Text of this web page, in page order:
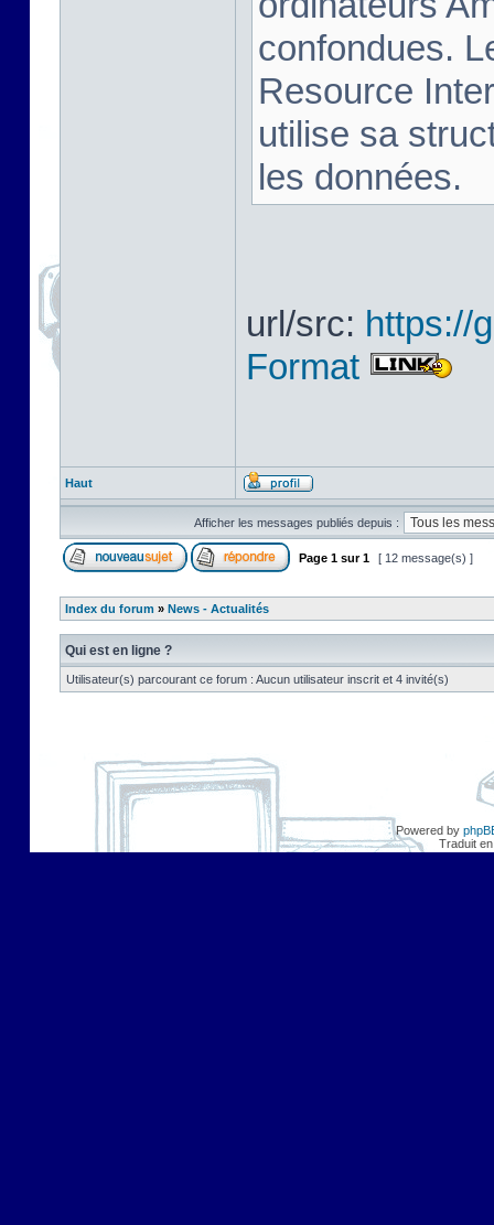
confondues.
Resource
utilise sa
les données.
url/src: https://
Format
Haut
Afficher les messages publiés depuis :
Page 1 sur1 [ 12 message(s) ]
Index du forum » News - Actualités
Qui est en ligne ?
Utilisateur(s) parcourant ce forum : Aucun utilisateur inscrit et 4 invité(s)
Powered by
Traduit